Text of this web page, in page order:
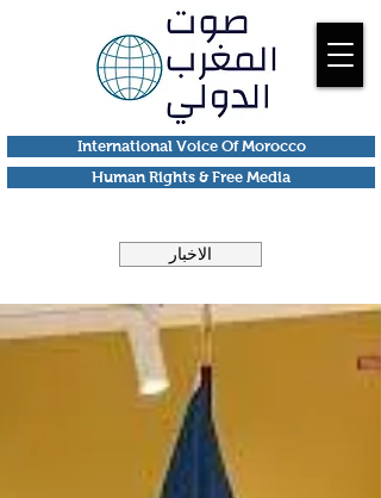
Human Rights & Free Media
International Voice Of Morocco
الاخبار